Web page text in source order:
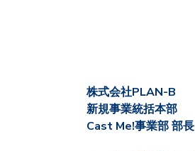
株式会社PLAN-B
新規事業統括本部
Cast Me!事業部 部長